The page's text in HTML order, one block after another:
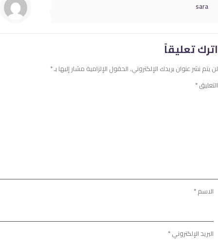
sara
اترك تعليقاً
لن يتم نشر عنوان بريدك الإلكتروني. الحقول الإلزامية مشار إليها بـ*
التعليق*
الاسم*
البريد الإلكتروني*